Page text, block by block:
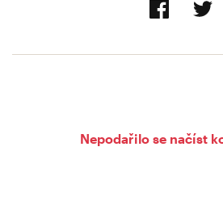
Nepodařilo se načíst